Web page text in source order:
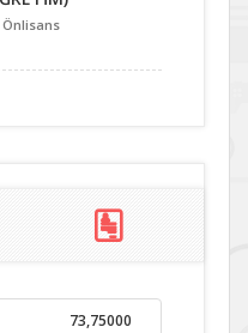
Önlisans
73,75000